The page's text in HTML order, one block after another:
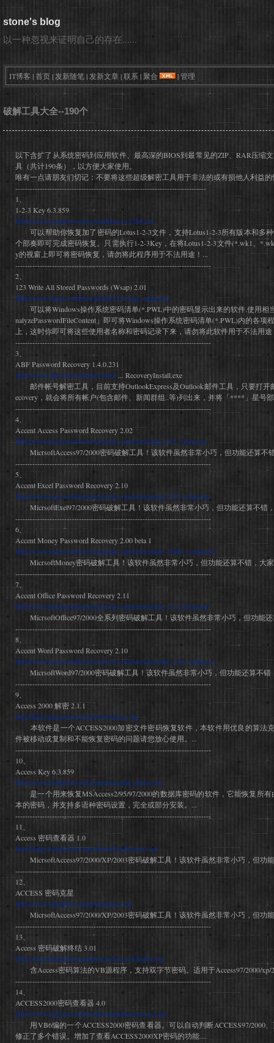
stone's blog
以一种忽视来证明自己的存在......
IT博客 |首页| 发新随笔 | 发新文章|联系 |聚合 |管理
破解工具大全--190个
以下含扩了从系统密码到应用软件、最高深的BIOS到最常见的ZIP、RAR压缩
具（共计190条），以方便大家使用。
唯有一点请朋友们切记：不要将这些超级解密工具用于非法的或有损他人利益
------------------------------------------------------------------------------
1、
1-2-3 Key 6.3.859
http://www.lostpassword.com/demos/123kd.exe
可以帮助你恢复加了密码的Lotus1-2-3文件，支持Lotus1-2-3所有版本和多
个部奏即可完成密码恢复。只需执行1-2-3Key，在将Lotus1-2-3文件(*.wk1、
y的视窗上即可将密码恢复，请勿将此程序用于不法用途！...
--------------------------------------------------------------------------------
2、
123 Write All Stored Passwords (Wsap) 2.01
http://www.iopus.com/download/123wsap_setup.exe
可以将Windows操作系统密码清单(*.PWL)中的密码显示出来的软件.使用相
nalyzePasswordFileContent」即可将Windows操作系统密码清单(*.PWL)内的各
上，这时你即可将这些使用者名称和密码记录下来，请勿将此软件用于不法用途
--------------------------------------------------------------------------------
3、
ABF Password Recovery 1.4.0.231
http://www.abf-soft.com/password ... RecoveryInstall.exe
邮件帐号解密工具，目前支持OutlookExpress及Outlook邮件工具，只要打开
ecovery，就会将所有帐户(包含邮件、新闻群组..等)列出来，并将「****」星号
--------------------------------------------------------------------------------
4、
Accent Access Password Recovery 2.02
http://www.passwordrecoverytools.com/store/a2pr_202_setup.exe
MicrsoftAccess97/2000密码破解工具！该软件虽然非常小巧，但功能还算不
--------------------------------------------------------------------------------
5、
Accent Excel Password Recovery 2.10
http://www.passwordrecoverytools.com/store/aexpr_210_setup.exe
MicrsoftExel97/2000密码破解工具！该软件虽然非常小巧，但功能还算不错
--------------------------------------------------------------------------------
6、
Accent Money Password Recovery 2.00 beta 1
http://www.passwordrecoverytools.com/store/ampr_200b1_setup.exe
MicrsoftMoney密码破解工具！该软件虽然非常小巧，但功能还算不错，大
--------------------------------------------------------------------------------
7、
Accent Office Password Recovery 2.11
http://www.passwordrecoverytools.com/store/aofpr_211_setup.exe
MicrsoftOffice97/2000全系列密码破解工具！该软件虽然非常小巧，但功能
--------------------------------------------------------------------------------
8、
Accent Word Password Recovery 2.10
http://www.passwordrecoverytools.com/store/awrdpr_210_setup.exe
MicrsoftWord97/2000密码破解工具！该软件虽然非常小巧，但功能还算不错
--------------------------------------------------------------------------------
9、
Access 2000 解密 2.1.1
http://hlbr.onlinedown.net/down/access.zip
本软件是一个ACCESS2000加密文件密码恢复软件，本软件用优良的算法
件被移动或复制和不能恢复密码的问题请您放心使用。...
--------------------------------------------------------------------------------
10、
Access Key 6.3.859
http://www.lostpassword.com/demos/ak_demo.exe
是一个用来恢复MSAccess2/95/97/2000的数据库密码的软件，它能恢复所有
本的密码，并支持多语种密码设置，完全或部分安装。...
--------------------------------------------------------------------------------
11、
Access 密码查看器 1.0
http://hnpy.onlinedown.net/down/Crackaccess.rar
MicrsoftAccess97/2000/XP/2003密码破解工具！该软件虽然非常小巧，但功
--------------------------------------------------------------------------------
12、
ACCESS 密码克星
http://www.qfanghe.com/crackaccess.rar
MicrsoftAccess97/2000/XP/2003密码破解工具！该软件虽然非常小巧，但功
--------------------------------------------------------------------------------
13、
Access 密码破解终结 3.01
http://vnet.onlinedown.net/down/AccessFinality.zip
含Access密码算法的VB源程序，支持双字节密码。适用于Access97/2000/xp/
--------------------------------------------------------------------------------
14、
ACCESS2000密码查看器 4.0
http://www.nyjj.net.cn/jwd/download/accesspwd.zip
用VB6编的一个ACCESS2000密码查看器。可以自动判断ACCESS97/2000
修正了多个错误。增加了查看ACCESS2000XP密码的功能....